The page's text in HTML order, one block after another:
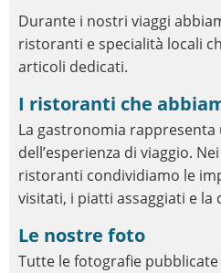
Durante i nostri viaggi
ristoranti e specialità locali
articoli dedicati.
I ristoranti che
La gastronomia
dell’esperienza di viaggio.
ristoranti condividiamo le
visitati, i piatti assaggiati e la
Le nostre foto
Tutte le fotografie pubblicate